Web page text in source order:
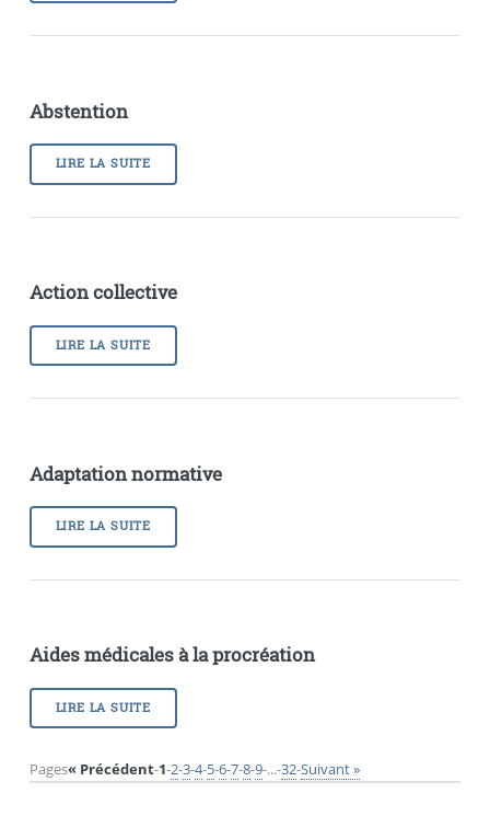
Abstention
LIRE LA SUITE
Action collective
LIRE LA SUITE
Adaptation normative
LIRE LA SUITE
Aides médicales à la procréation
LIRE LA SUITE
Pages« Précédent-1-2-3-4-5-6-7-8-9-...-32-Suivant »